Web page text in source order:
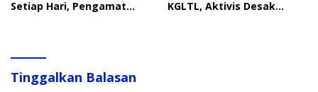
Setiap Hari, Pengamat
KGLTL, Aktivis Desak
Tinggalkan Balasan